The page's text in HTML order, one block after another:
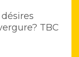
TBC